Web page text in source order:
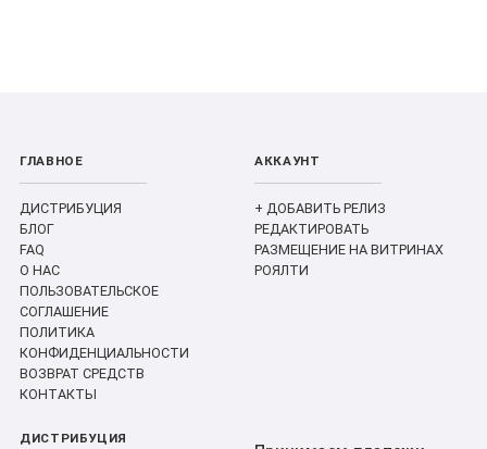
ГЛАВНОЕ
ДИСТРИБУЦИЯ
БЛОГ
FAQ
О НАС
ПОЛЬЗОВАТЕЛЬСКОЕ
СОГЛАШЕНИЕ
ПОЛИТИКА
КОНФИДЕНЦИАЛЬНОСТИ
ВОЗВРАТ СРЕДСТВ
КОНТАКТЫ
АККАУНТ
+ ДОБАВИТЬ РЕЛИЗ
РЕДАКТИРОВАТЬ
РАЗМЕЩЕНИЕ НА ВИТРИНАХ
РОЯЛТИ
ДИСТРИБУЦИЯ